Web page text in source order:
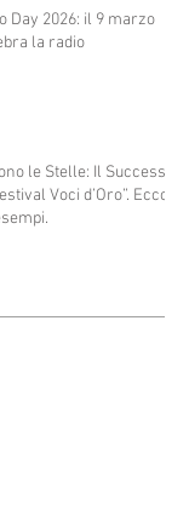
Day 2026: il 9 marzo
la radio
le Stelle: Il Successo
Voci d’Oro”. Ecco